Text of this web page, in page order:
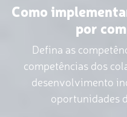
Como
por
Defina as
competências dos
desenvolvimento
oportunidades